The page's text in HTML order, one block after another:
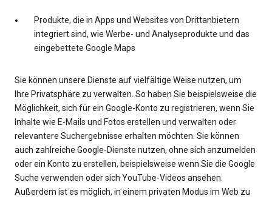
Produkte, die in Apps und Websites von Drittanbietern
integriert sind, wie Werbe- und Analyseprodukte und das
eingebettete Google Maps
Sie können unsere Dienste auf vielfältige Weise nutzen, um
Ihre Privatsphäre zu verwalten. So haben Sie beispielsweise die
Möglichkeit, sich für ein Google-Konto zu registrieren, wenn Sie
Inhalte wie E-Mails und Fotos erstellen und verwalten oder
relevantere Suchergebnisse erhalten möchten. Sie können
auch zahlreiche Google-Dienste nutzen, ohne sich anzumelden
oder ein Konto zu erstellen, beispielsweise wenn Sie die Google
Suche verwenden oder sich YouTube-Videos ansehen.
Außerdem ist es möglich, in einem privaten Modus im Web zu